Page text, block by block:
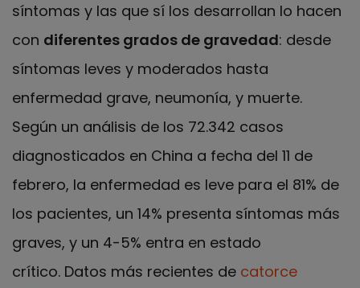
síntomas y las que sí los desarrollan lo hacen
con diferentes grados de gravedad: desde
síntomas leves y moderados hasta
enfermedad grave, neumonía, y muerte.
Según un análisis de los 72.342 casos
diagnosticados en China a fecha del 11 de
febrero, la enfermedad es leve para el 81% de
los pacientes, un 14% presenta síntomas más
graves, y un 4-5% entra en estado
crítico. Datos más recientes de catorce